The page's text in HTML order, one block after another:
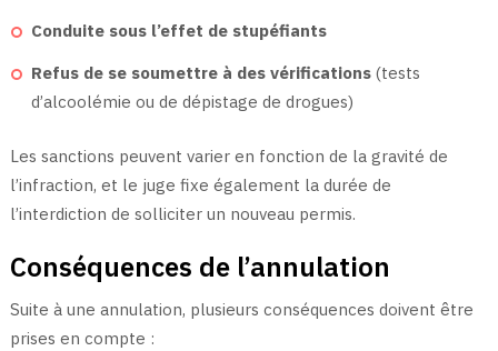
Conduite sous l’effet de stupéfiants
Refus de se soumettre à des vérifications (tests
d’alcoolémie ou de dépistage de drogues)
Les sanctions peuvent varier en fonction de la gravité de
l’infraction, et le juge fixe également la durée de
l’interdiction de solliciter un nouveau permis.
Conséquences de l’annulation
Suite à une annulation, plusieurs conséquences doivent être
prises en compte :